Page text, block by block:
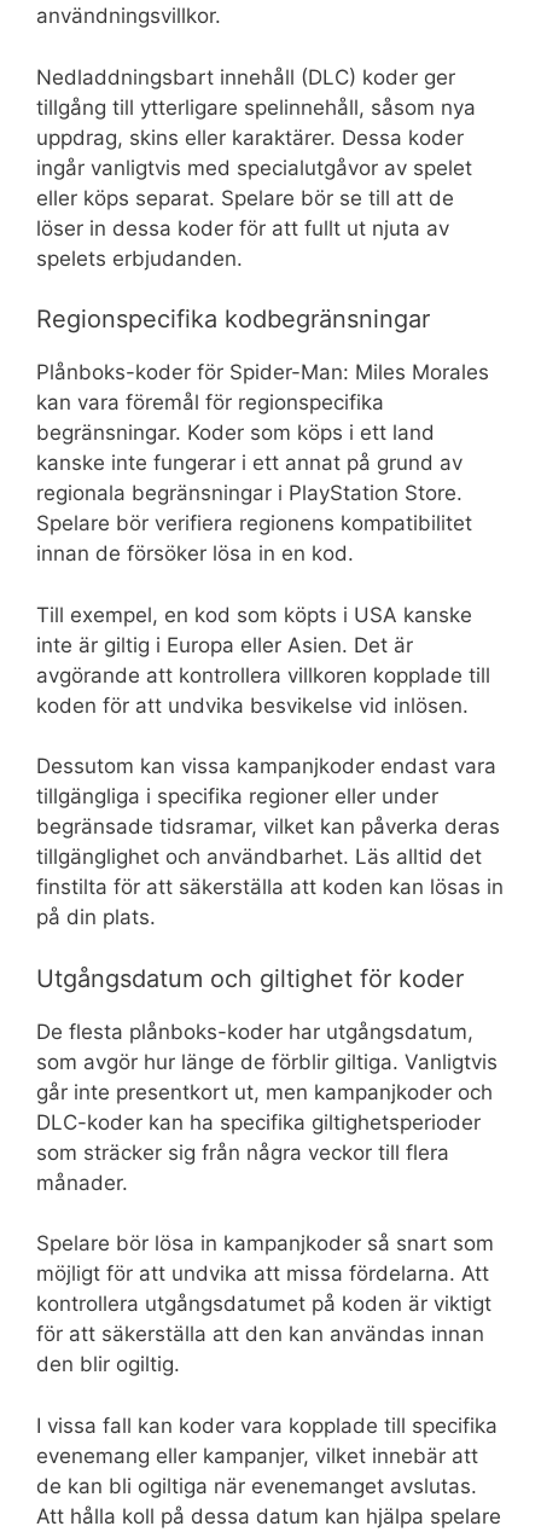
användningsvillkor.
Nedladdningsbart innehåll (DLC) koder ger
tillgång till ytterligare spelinnehåll, såsom nya
uppdrag, skins eller karaktärer. Dessa koder
ingår vanligtvis med specialutgåvor av spelet
eller köps separat. Spelare bör se till att de
löser in dessa koder för att fullt ut njuta av
spelets erbjudanden.
Regionspecifika kodbegränsningar
Plånboks-koder för Spider-Man: Miles Morales
kan vara föremål för regionspecifika
begränsningar. Koder som köps i ett land
kanske inte fungerar i ett annat på grund av
regionala begränsningar i PlayStation Store.
Spelare bör verifiera regionens kompatibilitet
innan de försöker lösa in en kod.
Till exempel, en kod som köpts i USA kanske
inte är giltig i Europa eller Asien. Det är
avgörande att kontrollera villkoren kopplade till
koden för att undvika besvikelse vid inlösen.
Dessutom kan vissa kampanjkoder endast vara
tillgängliga i specifika regioner eller under
begränsade tidsramar, vilket kan påverka deras
tillgänglighet och användbarhet. Läs alltid det
finstilta för att säkerställa att koden kan lösas in
på din plats.
Utgångsdatum och giltighet för koder
De flesta plånboks-koder har utgångsdatum,
som avgör hur länge de förblir giltiga. Vanligtvis
går inte presentkort ut, men kampanjkoder och
DLC-koder kan ha specifika giltighetsperioder
som sträcker sig från några veckor till flera
månader.
Spelare bör lösa in kampanjkoder så snart som
möjligt för att undvika att missa fördelarna. Att
kontrollera utgångsdatumet på koden är viktigt
för att säkerställa att den kan användas innan
den blir ogiltig.
I vissa fall kan koder vara kopplade till specifika
evenemang eller kampanjer, vilket innebär att
de kan bli ogiltiga när evenemanget avslutas.
Att hålla koll på dessa datum kan hjälpa spelare